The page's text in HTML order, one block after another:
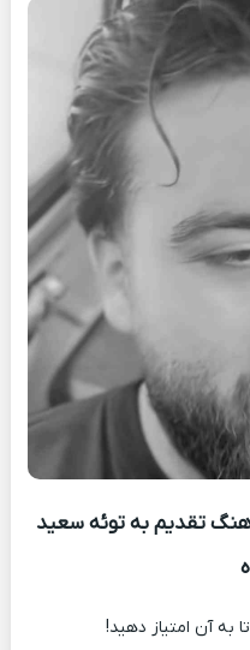
تقدیم به توئه سعید
به آن امتیاز دهید!